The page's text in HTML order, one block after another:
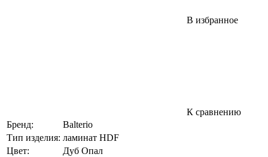
В избранное
К сравнению
Бренд:
Balterio
Тип изделия: ламинат HDF
Цвет:
Дуб Опал